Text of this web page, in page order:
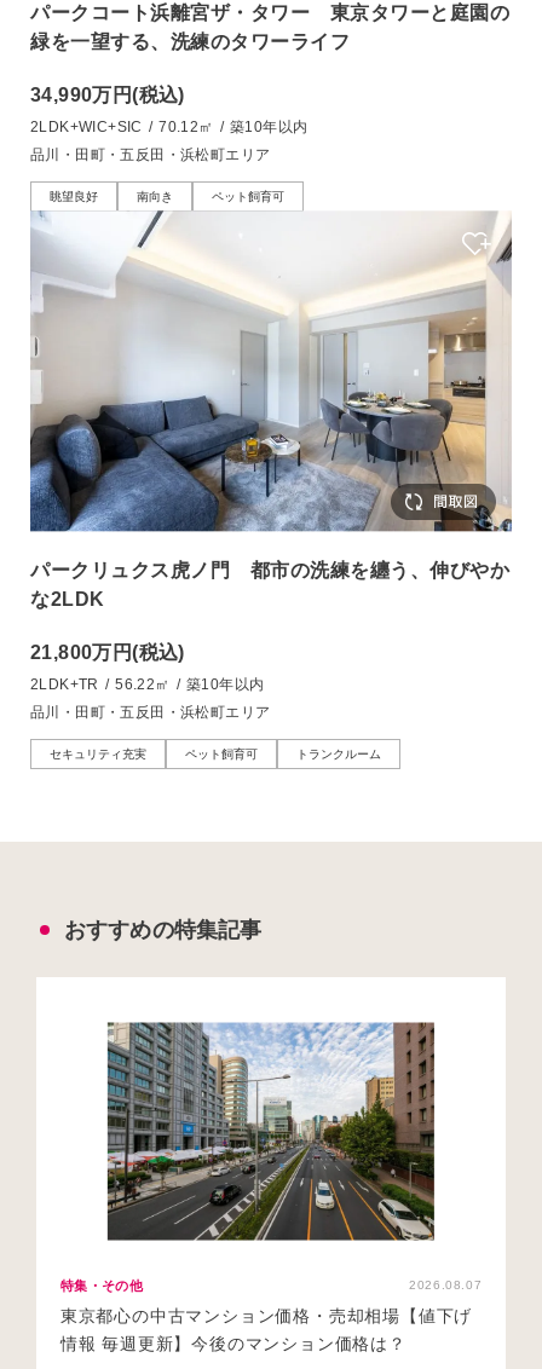
パークコート浜離宮ザ・タワー 東京タワーと庭園の
緑を一望する、洗練のタワーライフ
34,990万円(税込)
2LDK+WIC+SIC / 70.12㎡ / 築10年以内
品川・田町・五反田・浜松町エリア
眺望良好 南向き ペット飼育可
パークリュクス虎ノ門 都市の洗練を纏う、伸びやか
な2LDK
21,800万円(税込)
2LDK+TR / 56.22㎡ / 築10年以内
品川・田町・五反田・浜松町エリア
セキュリティ充実 ペット飼育可 トランクルーム
おすすめの特集記事
特集・その他 2026.08.07
東京都心の中古マンション価格・売却相場【値下げ
情報 毎週更新】今後のマンション価格は？